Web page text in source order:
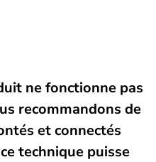
ne fonctionne pas
recommandons de
et connectés
technique puisse